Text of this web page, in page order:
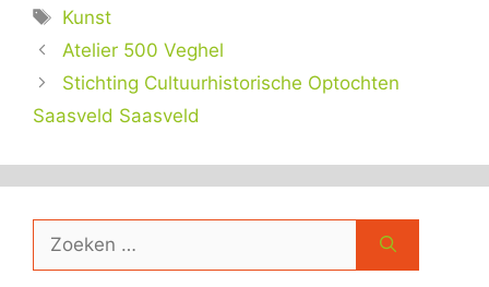
Tags
Kunst
Atelier 500 Veghel
Stichting Cultuurhistorische Optochten
Saasveld Saasveld
naar: